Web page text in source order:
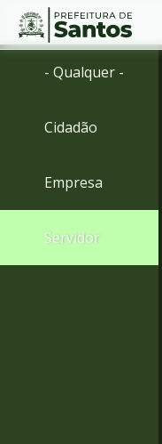
Ir
menu
para
Conteúdo
- Qualquer -
Cidadão
Empresa
Servidor